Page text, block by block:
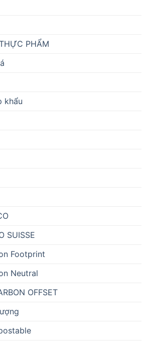
PHẨM
khẩu
SUISSE
Footprint
Neutral
OFFSET